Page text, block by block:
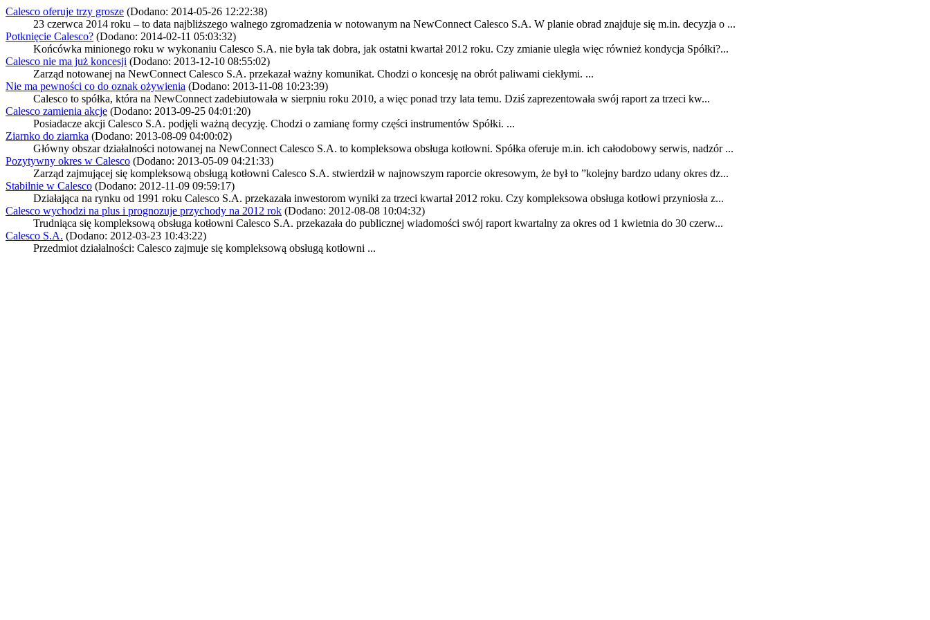
Calesco oferuje trzy grosze (Dodano: 2014-05-26 12:22:38)
23 czerwca 2014 roku – to data najbliższego walnego zgromadzenia w notowanym na NewConnect Calesco S.A. W planie obrad znajduje się m.in. decyzja o ...
Potknięcie Calesco? (Dodano: 2014-02-11 05:03:32)
Końcówka minionego roku w wykonaniu Calesco S.A. nie była tak dobra, jak ostatni kwartał 2012 roku. Czy zmianie uległa więc również kondycja Spółki?...
Calesco nie ma już koncesji (Dodano: 2013-12-10 08:55:02)
Zarząd notowanej na NewConnect Calesco S.A. przekazał ważny komunikat. Chodzi o koncesję na obrót paliwami ciekłymi. ...
Nie ma pewności co do oznak ożywienia (Dodano: 2013-11-08 10:23:39)
Calesco to spółka, która na NewConnect zadebiutowała w sierpniu roku 2010, a więc ponad trzy lata temu. Dziś zaprezentowała swój raport za trzeci kw...
Calesco zamienia akcje (Dodano: 2013-09-25 04:01:20)
Posiadacze akcji Calesco S.A. podjęli ważną decyzję. Chodzi o zamianę formy części instrumentów Spółki. ...
Ziarnko do ziarnka (Dodano: 2013-08-09 04:00:02)
Główny obszar działalności notowanej na NewConnect Calesco S.A. to kompleksowa obsługa kotłowni. Spółka oferuje m.in. ich całodobowy serwis, nadzór ...
Pozytywny okres w Calesco (Dodano: 2013-05-09 04:21:33)
Zarząd zajmującej się kompleksową obsługą kotłowni Calesco S.A. stwierdził w najnowszym raporcie okresowym, że był to ”kolejny bardzo udany okres dz...
Stabilnie w Calesco (Dodano: 2012-11-09 09:59:17)
Działająca na rynku od 1991 roku Calesco S.A. przekazała inwestorom wyniki za trzeci kwartał 2012 roku. Czy kompleksowa obsługa kotłowi przyniosła z...
Calesco wychodzi na plus i prognozuje przychody na 2012 rok (Dodano: 2012-08-08 10:04:32)
Trudniąca się kompleksową obsługa kotłowni Calesco S.A. przekazała do publicznej wiadomości swój raport kwartalny za okres od 1 kwietnia do 30 czerw...
Calesco S.A. (Dodano: 2012-03-23 10:43:22)
Przedmiot działalności: Calesco zajmuje się kompleksową obsługą kotłowni ...